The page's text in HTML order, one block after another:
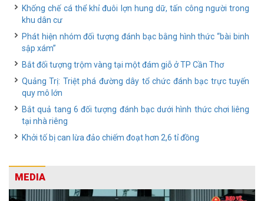
Khống chế cá thể khỉ đuôi lợn hung dữ, tấn công người trong
khu dân cư
Phát hiện nhóm đối tượng đánh bạc bằng hình thức “bài binh
sập xám”
Bắt đối tượng trộm vàng tại một đám giỗ ở TP Cần Thơ
Quảng Trị: Triệt phá đường dây tổ chức đánh bạc trực tuyến
quy mô lớn
Bắt quả tang 6 đối tượng đánh bạc dưới hình thức chơi liêng
tại nhà riêng
Khởi tố bị can lừa đảo chiếm đoạt hơn 2,6 tỉ đồng
MEDIA